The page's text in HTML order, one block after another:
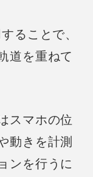
ることで、
道を重ねて
スマホの位
動きを計測
ンを行うに